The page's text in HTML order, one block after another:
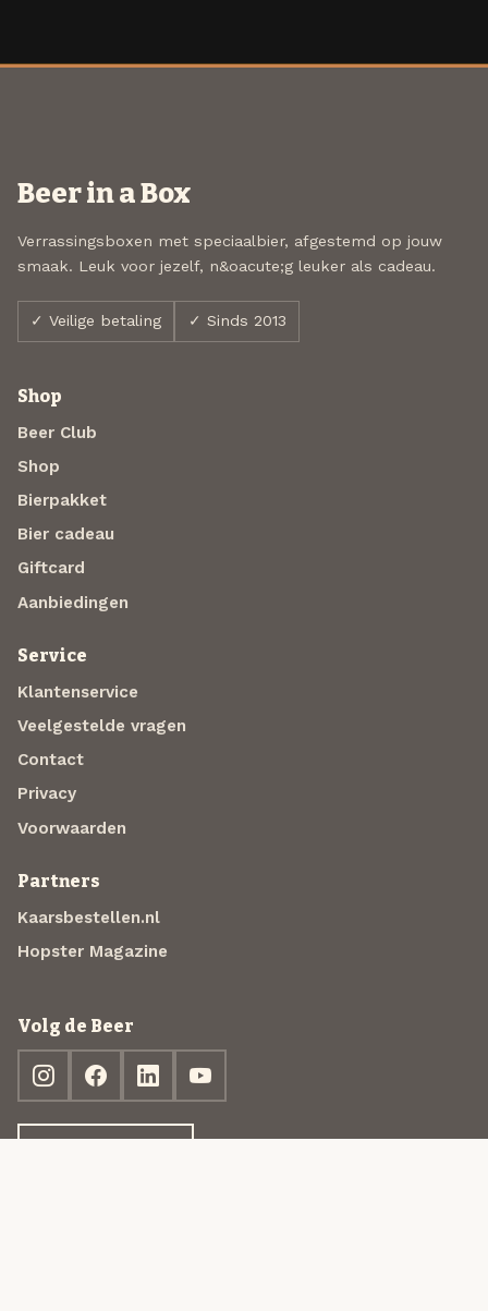
Beer in a Box
Verrassingsboxen met speciaalbier, afgestemd op jouw
smaak. Leuk voor jezelf, n&oacute;g leuker als cadeau.
✓ Veilige betaling ✓ Sinds 2013
Shop
Beer Club
Shop
Bierpakket
Bier cadeau
Giftcard
Aanbiedingen
Service
Klantenservice
Veelgestelde vragen
Contact
Privacy
Voorwaarden
Partners
Kaarsbestellen.nl
Hopster Magazine
Volg de Beer